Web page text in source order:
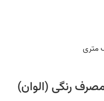
رنگی (الوان)